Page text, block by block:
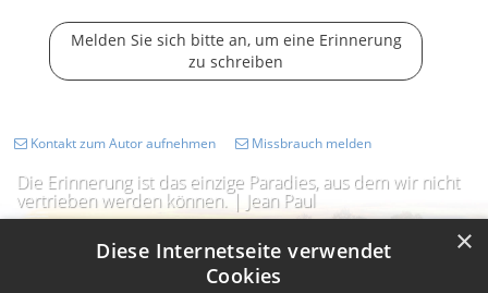
Melden Sie sich bitte an, um eine Erinnerung
zu schreiben
Die Erinnerung ist das einzige Paradies, aus dem wir nicht
vertrieben werden können. | Jean Paul
Kontakt zum Autor aufnehmen Missbrauch melden
×
Diese Internetseite verwendet
Cookies